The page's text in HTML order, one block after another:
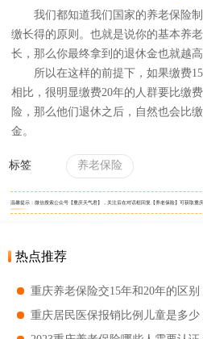
我们都知道我们国家的养老保险制
缴长得的原则。也就是说你的基本养
长，那么你最终拿到的退休金也就越高
所以在这样的前提下，如果缴费15
相比，很明显缴费20年的人群要比缴
险，那么他们退休之后，自然也会比
金。
标签 养老保险
温馨提示：微信搜索公众号【重庆天气君】，关注后在对话框回复【养老保险】可获取重
热点推荐